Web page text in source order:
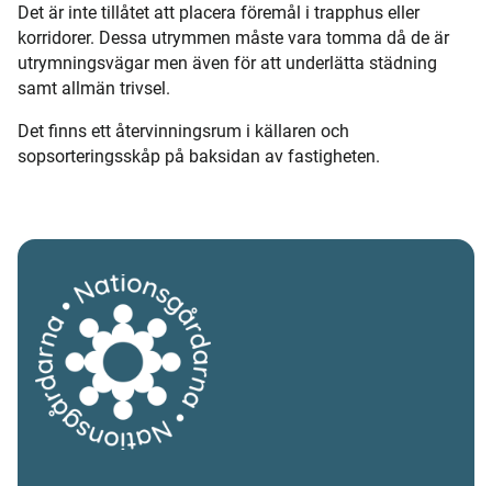
Det är inte tillåtet att placera föremål i trapphus eller
korridorer. Dessa utrymmen måste vara tomma då de är
utrymningsvägar men även för att underlätta städning
samt allmän trivsel.
Det finns ett återvinningsrum i källaren och
sopsorteringsskåp på baksidan av fastigheten.